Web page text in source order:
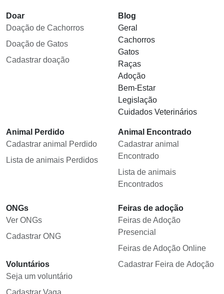
Doar
Doação de Cachorros
Doação de Gatos
Cadastrar doação
Blog
Geral
Cachorros
Gatos
Raças
Adoção
Bem-Estar
Legislação
Cuidados Veterinários
Animal Perdido
Cadastrar animal Perdido
Lista de animais Perdidos
Animal Encontrado
Cadastrar animal
Encontrado
Lista de animais
Encontrados
ONGs
Ver ONGs
Cadastrar ONG
Voluntários
Seja um voluntário
Cadastrar Vaga
Feiras de adoção
Feiras de Adoção
Presencial
Feiras de Adoção Online
Cadastrar Feira de Adoção